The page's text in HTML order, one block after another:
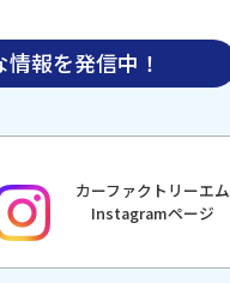
報を発信中！
カーファクトリーエム
Instagramページ